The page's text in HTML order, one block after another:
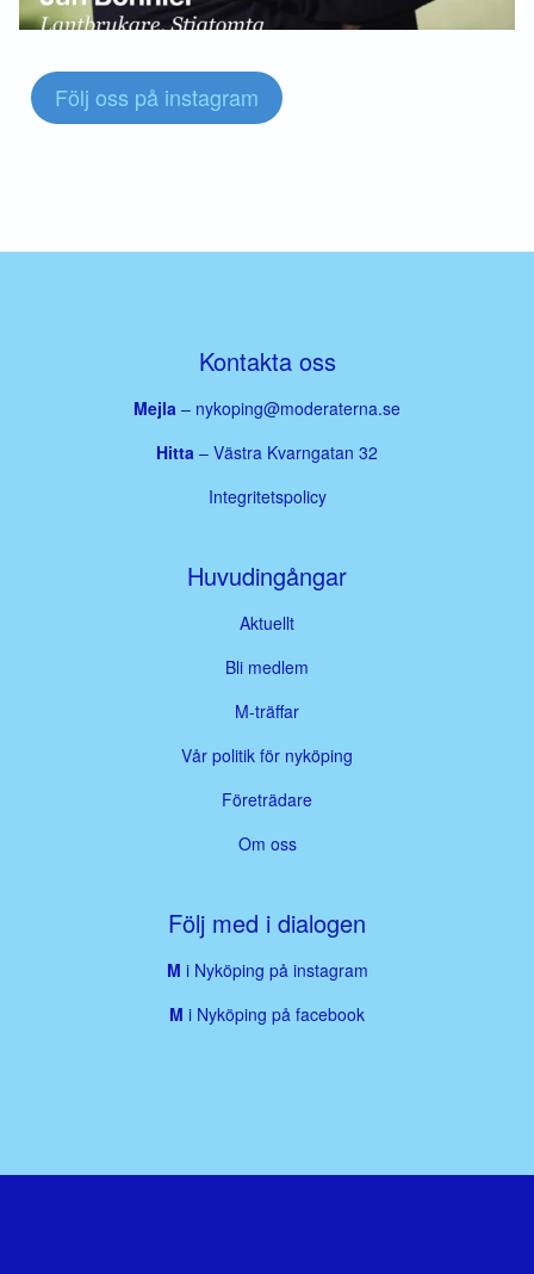
Följ oss på instagram
Kontakta oss
Mejla – nykoping@moderaterna.se
Hitta – Västra Kvarngatan 32
Integritetspolicy
Huvudingångar
Aktuellt
Bli medlem
M-träffar
Vår politik för nyköping
Företrädare
Om oss
Följ med i dialogen
M i Nyköping på instagram
M i Nyköping på facebook